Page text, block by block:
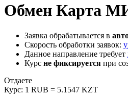
Обмен Карта
Заявка обрабатывается в
Скорость обработки заявок:
Данное направление требует
Курс не фиксируется при
Отдаете
Курс: 1 RUB = 5.1547 KZT